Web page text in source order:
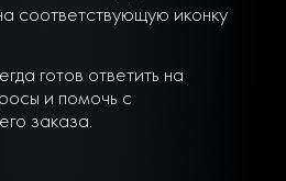
соответствующую иконку
готов ответить на
и помочь с
заказа.